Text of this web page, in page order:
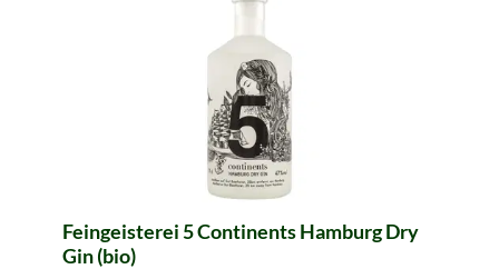
Feingeisterei 5 Continents Hamburg Dry
Gin (bio)